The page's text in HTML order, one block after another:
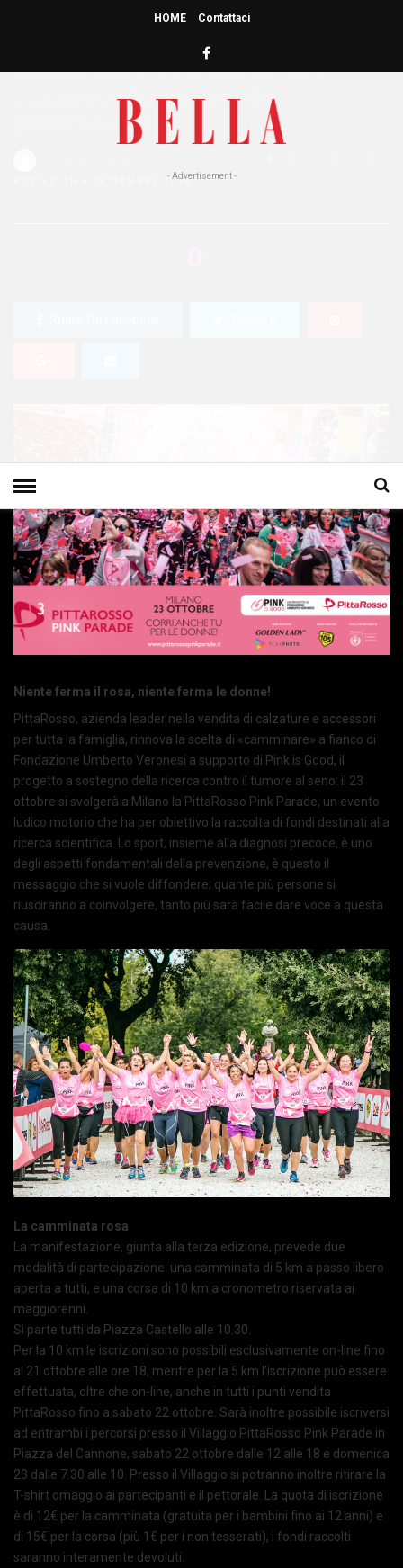
HOME Contattaci
- Advertisement -
PittaRosso Pink Parade: una
corsa tra donne… per la
prevenzione!
POSTED ON 8 SETTEMBRE 2016
Niente ferma il rosa, niente ferma le donne!
PittaRosso, azienda leader nella vendita di calzature e accessori
per tutta la famiglia, rinnova la scelta di «camminare» a fianco di
Fondazione Umberto Veronesi a supporto di Pink is Good, il
progetto a sostegno della ricerca contro il tumore al seno: il 23
ottobre si svolgerà a Milano la PittaRosso Pink Parade, un evento
ludico motorio che ha per obiettivo la raccolta di fondi destinati alla
ricerca scientifica. Lo sport, insieme alla diagnosi precoce, è uno
degli aspetti fondamentali della prevenzione, è questo il
messaggio che si vuole diffondere; quante più persone si
riusciranno a coinvolgere, tanto più sarà facile dare voce a questa
causa.
La camminata rosa
La manifestazione, giunta alla terza edizione, prevede due
modalità di partecipazione: una camminata di 5 km a passo libero
aperta a tutti, e una corsa di 10 km a cronometro riservata ai
maggiorenni.
Si parte tutti da Piazza Castello alle 10.30.
Per la 10 km le iscrizioni sono possibili esclusivamente on-line fino
al 21 ottobre alle ore 18, mentre per la 5 km l’iscrizione può essere
effettuata, oltre che on-line, anche in tutti i punti vendita
PittaRosso fino a sabato 22 ottobre. Sarà inoltre possibile iscriversi
ad entrambi i percorsi presso il Villaggio PittaRosso Pink Parade in
Piazza del Cannone, sabato 22 ottobre dalle 12 alle 18 e domenica
23 dalle 7.30 alle 10. Presso il Villaggio si potranno inoltre ritirare la
T-shirt omaggio ai partecipanti e il pettorale. La quota di iscrizione
è di 12€ per la camminata (gratuita per i bambini fino ai 12 anni) e
di 15€ per la corsa (più 1€ per i non tesserati), i fondi raccolti
saranno interamente devoluti.